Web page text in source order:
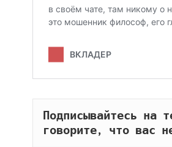
Подписывайтесь на
говорите, что вас